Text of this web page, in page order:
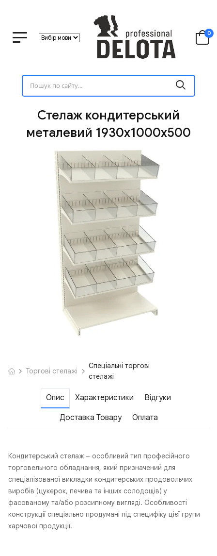
0
Стелаж кондитерський
металевий 1930х1000х500
Торгові стелажі
Спеціальні торгові
стелажі
Опис Характеристики Відгуки
Доставка Товару Оплата
Кондитерський стелаж – особливий тип професійного
торговельного обладнання, який призначений для
спеціалізованої викладки кондитерських продовольчих
виробів (цукерок, печива та інших солодощів) у
фасованому та/або розсипному вигляді. Особливості
конструкції спеціально продумані під специфіку цієї групи
харчової продукції.